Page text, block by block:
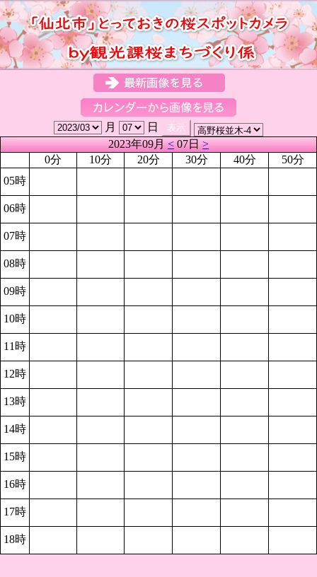
月
日
2023年09月<07日>
0分
10分 20分 30分 40分
50分
05時
06時
07時
08時
09時
10時
11時
12時
13時
14時
15時
16時
17時
18時